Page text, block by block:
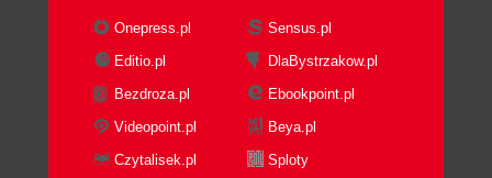
Onepress.pl
Sensus.pl
Editio.pl
DlaBystrzakow.pl
Bezdroza.pl
Ebookpoint.pl
Videopoint.pl
Beya.pl
Czytalisek.pl
Sploty